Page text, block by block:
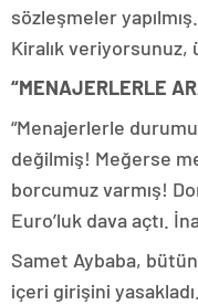
sözleşmeler
Kiralık veriyorsunuz,
“MENAJERLERLE
“Menajerlerle
değilmiş! Meğerse
borcumuz varmış!
Euro’luk dava açtı.
Samet Aybaba,
içeri girişini